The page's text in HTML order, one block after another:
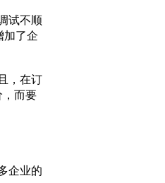
试不顺
加了企
，在订
，而要
企业的